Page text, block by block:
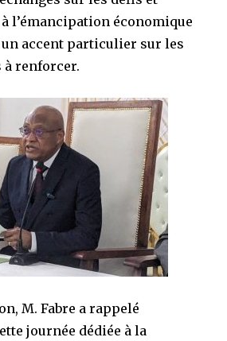
l’émancipation économique
un accent particulier sur les
renforcer.
M. Fabre a rappelé
journée dédiée à la